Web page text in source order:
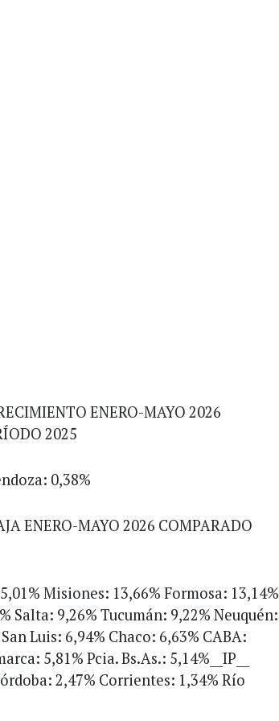
ENERO-MAYO 2026
2025
0,38%
ENERO-MAYO 2026 COMPARADO
Misiones: 13,66% Formosa: 13,14%
Salta: 9,26% Tucumán: 9,22% Neuquén:
Luis: 6,94% Chaco: 6,63% CABA:
5,81% Pcia. Bs.As.: 5,14%__IP__
2,47% Corrientes: 1,34% Río